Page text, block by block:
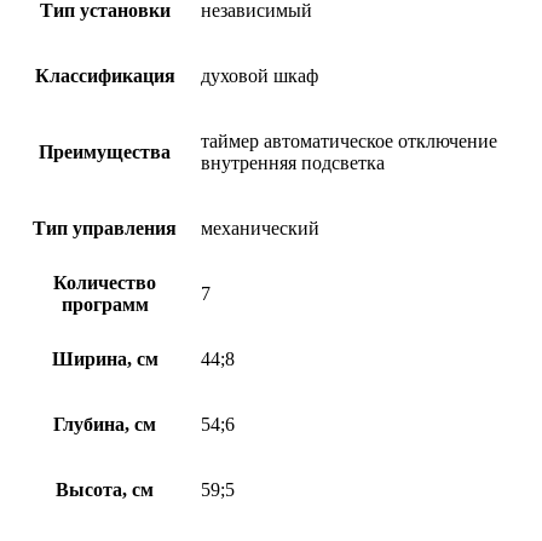
Тип установки независимый
Классификация духовой шкаф
Преимущества
таймер автоматическое отключение
внутренняя подсветка
Тип управления механический
Количество
программ
7
Ширина, см 44;8
Глубина, см 54;6
Высота, см 59;5